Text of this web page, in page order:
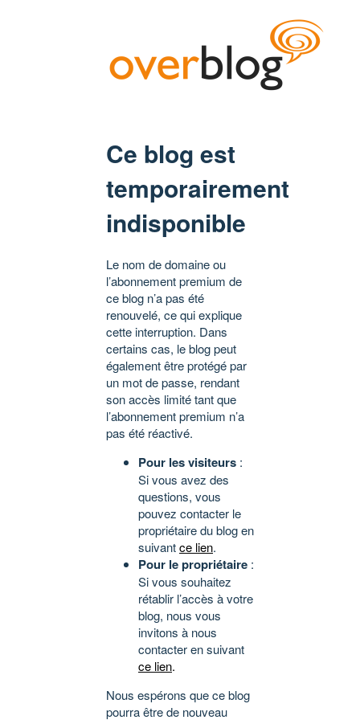
Ce blog est
temporairement
indisponible
Le nom de domaine ou
l’abonnement premium de
ce blog n’a pas été
renouvelé, ce qui explique
cette interruption. Dans
certains cas, le blog peut
également être protégé par
un mot de passe, rendant
son accès limité tant que
l’abonnement premium n’a
pas été réactivé.
Pour les visiteurs :
Si vous avez des
questions, vous
pouvez contacter le
propriétaire du blog en
suivantce lien.
Pour le propriétaire :
Si vous souhaitez
rétablir l’accès à votre
blog, nous vous
invitons à nous
contacter en suivant
ce lien.
Nous espérons que ce blog
pourra être de nouveau